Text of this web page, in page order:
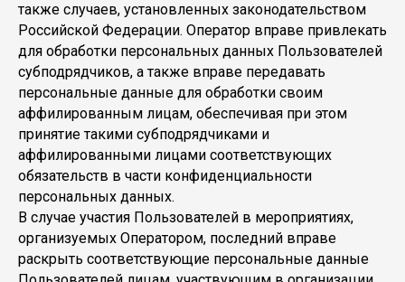
также случаев, установленных законодательством
Российской Федерации. Оператор вправе привлекать
для обработки персональных данных Пользователей
субподрядчиков, а также вправе передавать
персональные данные для обработки своим
аффилированным лицам, обеспечивая при этом
принятие такими субподрядчиками и
аффилированными лицами соответствующих
обязательств в части конфиденциальности
персональных данных.
В случае участия Пользователей в мероприятиях,
организуемых Оператором, последний вправе
раскрыть соответствующие персональные данные